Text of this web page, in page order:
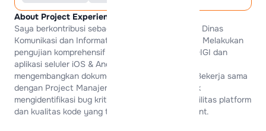
About Project Experience
Saya berkontribusi sebagai Quality Assurance di Dinas
Komunikasi dan Informatika Provinsi Jawa Timur, Melakukan
pengujian komprehensif untuk situs web MAJADIGI dan
aplikasi seluler iOS & Android MAJADIGI, serta
mengembangkan dokumen kasus uji yang rinci. Bekerja sama
dengan Project Manajer dan Pengembang untuk
mengidentifikasi bug kritis, memastikan kompatibilitas platform
dan kualitas kode yang tinggi sebelum deployment.